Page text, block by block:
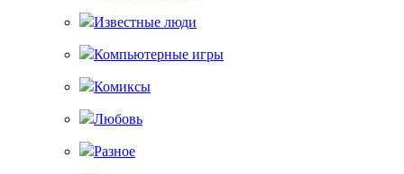
Известные люди
Компьютерные игры
Комиксы
Любовь
Разное